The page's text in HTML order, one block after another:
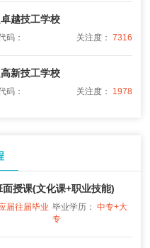
越技工学校
码： 关注度： 7316
新技工学校
码： 关注度： 1978
授课(文化课+职业技能)
届往届毕业 毕业学历： 中专+大
专